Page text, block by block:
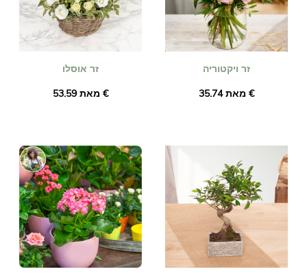
זר אוסלו
מאת ‏53.59 €
זר ויקטוריה
מאת ‏35.74 €